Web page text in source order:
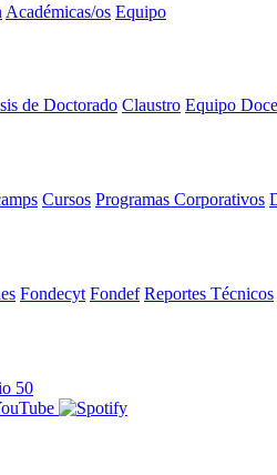
Académicas/os Equipo
de Doctorado Claustro Equipo
Cursos Programas Corporativos
Fondecyt Fondef Reportes Técnicos
50